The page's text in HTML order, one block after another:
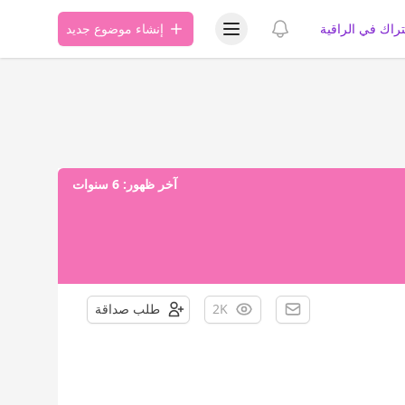
في الراقية عرض الإشعاراتعرض قائمة المستخدمإنشاء موضوع جديد
آخر ظهور: 6 سنوات
2K طلب صداقة